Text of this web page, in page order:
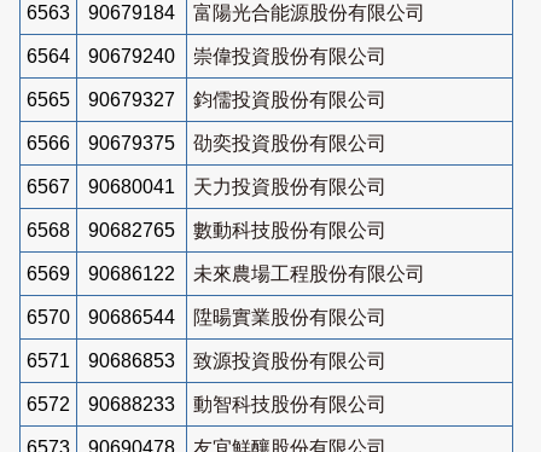
6563 90679184 富陽光合能源股份有限公司
6564 90679240 崇偉投資股份有限公司
6565 90679327 鈞儒投資股份有限公司
6566 90679375 劭奕投資股份有限公司
6567 90680041 天力投資股份有限公司
6568 90682765 數動科技股份有限公司
6569 90686122 未來農場工程股份有限公司
6570 90686544 陞暘實業股份有限公司
6571 90686853 致源投資股份有限公司
6572 90688233 動智科技股份有限公司
6573 90690478 友宜鮮釀股份有限公司